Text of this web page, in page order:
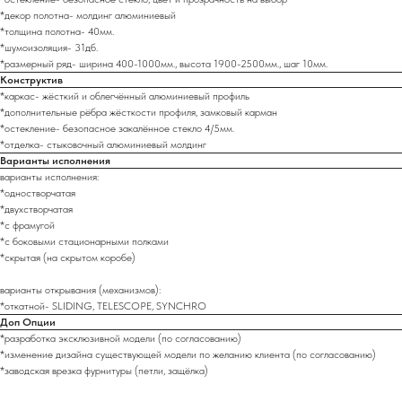
*декор полотна- молдинг алюминиевый
*толщина полотна- 40мм.
*шумоизоляция- 31дб.
*размерный ряд- ширина 400-1000мм., высота 1900-2500мм., шаг 10мм.
Конструктив
*каркас- жёсткий и облегчённый алюминиевый профиль
*дополнительные рёбра жёсткости профиля, замковый карман
*остекление- безопасное закалённое стекло 4/5мм.
*отделка- стыковочный алюминиевый молдинг
Варианты исполнения
варианты исполнения:
*одностворчатая
*двухстворчатая
*с фрамугой
*с боковыми стационарными полками
*скрытая (на скрытом коробе)
варианты открывания (механизмов):
*откатной- SLIDING, TELESCOPE, SYNCHRO
Доп Опции
*разработка эксклюзивной модели (по согласованию)
*изменение дизайна существующей модели по желанию клиента (по согласованию)
*заводская врезка фурнитуры (петли, защёлка)